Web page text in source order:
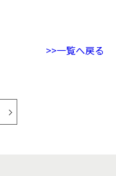
>>一覧へ戻る